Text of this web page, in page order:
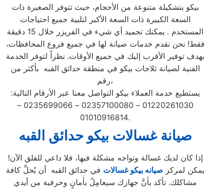
بيكو بتشكيلة متنوعة من الأحجام، حيث تتوفر الصغيرة ذات
السعة الكبيرة ذات السعة الأكبر لتلبية جميع احتياجات
المستخدم . يمكنك تجميد أي شيء في الفريزر خلال 15 دقيقة
فقط! نحن نقدم خدمات صيانة لها في جميع فروع المحافظات،
بهدف توفير الأقرب إليك في جميع الأوقات. نظراً لتوفر الخدمة
الفنية لصيانة ثلاجات بيكو في منطقة حدائق القبه بأكثر من
رقم،
يستطيع خدمة العملاء بيكو التواصل معنا عبر الأرقام التالية:
01220261030 – 02357100080 – 0235699066 –
01010916814.
صيانة غسالات بيكو حدائق القبه
إذا كان لديك غسالة وتواجه مشكلة فيها، فلا داعي للقلق الآن!
يمكن لمركز صيانه بيكو غسالات في حدائق القبه أن يُحلِّ كافة
مشاكلك. تأكد بأنَّ جهازك سيعامِلُ بأمانٍ وحرفية من أيدي